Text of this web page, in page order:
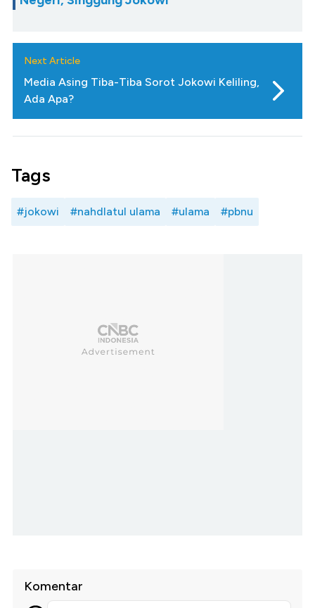
Next Article
Media Asing Tiba-Tiba Sorot Jokowi Keliling,
Ada Apa?
Tags
#jokowi #nahdlatul ulama #ulama #pbnu
Komentar